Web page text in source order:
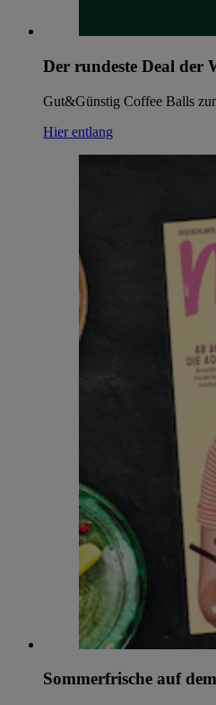
Der rundeste Deal der
Gut&Günstig Coffee Balls
Hier entlang
Sommerfrische auf